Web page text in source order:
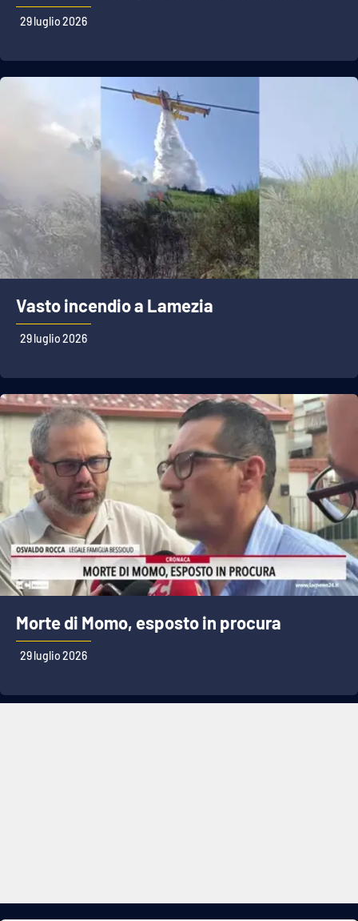
29 luglio 2026
Vasto incendio a Lamezia
29 luglio 2026
Morte di Momo, esposto in procura
29 luglio 2026